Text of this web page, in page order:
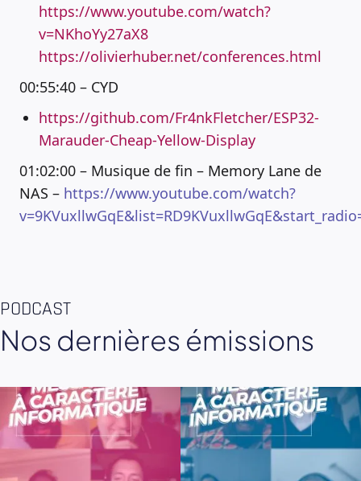
https://www.youtube.com/watch?
v=NKhoYy27aX8
https://olivierhuber.net/conferences.html
00:55:40 – CYD
https://github.com/Fr4nkFletcher/ESP32-
Marauder-Cheap-Yellow-Display
01:02:00 – Musique de fin – Memory Lane de
NAS – https://www.youtube.com/watch?
PODCAST
Nos dernières émissions